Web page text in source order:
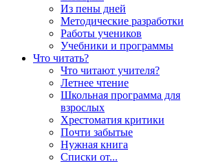
Из пены дней
Методические разработки
Работы учеников
Учебники и программы
Что читать?
Что читают учителя?
Летнее чтение
Школьная программа для
взрослых
Хрестоматия критики
Почти забытые
Нужная книга
Списки от...